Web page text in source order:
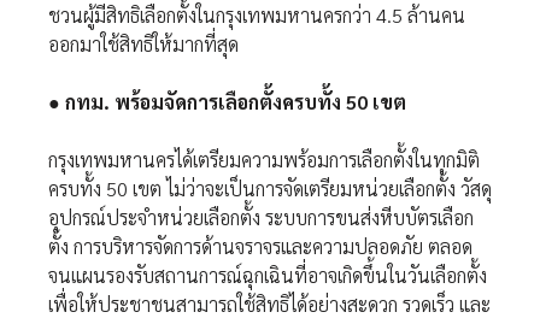
ชวนผู้มีสิทธิเลือกตั้งในกรุงเทพมหานครกว่า 4.5 ล้านคน
ออกมาใช้สิทธิให้มากที่สุด
● กทม. พร้อมจัดการเลือกตั้งครบทั้ง 50 เขต
กรุงเทพมหานครได้เตรียมความพร้อมการเลือกตั้งในทุกมิติ
ครบทั้ง 50 เขต ไม่ว่าจะเป็นการจัดเตรียมหน่วยเลือกตั้ง วัสดุ
อุปกรณ์ประจำหน่วยเลือกตั้ง ระบบการขนส่งหีบบัตรเลือก
ตั้ง การบริหารจัดการด้านจราจรและความปลอดภัย ตลอด
จนแผนรองรับสถานการณ์ฉุกเฉินที่อาจเกิดขึ้นในวันเลือกตั้ง
เพื่อให้ประชาชนสามารถใช้สิทธิได้อย่างสะดวก รวดเร็ว และ